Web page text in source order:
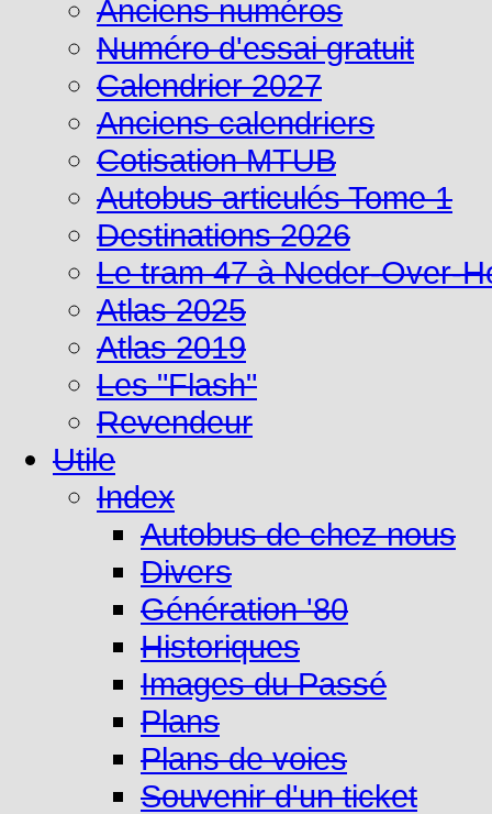
Anciens numéros
Numéro d'essai gratuit
Calendrier 2027
Anciens calendriers
Cotisation MTUB
Autobus articulés Tome 1
Destinations 2026
Le tram 47 à Neder-Over-
Atlas 2025
Atlas 2019
Les "Flash"
Revendeur
Utile
Index
Autobus de chez nous
Divers
Génération '80
Historiques
Images du Passé
Plans
Plans de voies
Souvenir d'un ticket